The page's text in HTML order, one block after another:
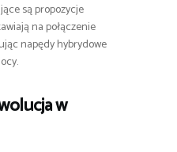
są propozycje
na połączenie
napędy hybrydowe
w